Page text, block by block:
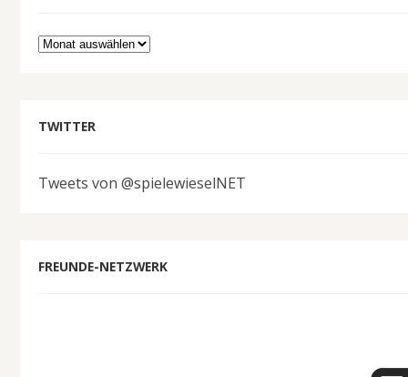
Archiv
TWITTER
Tweets von @spielewieselNET
FREUNDE-NETZWERK